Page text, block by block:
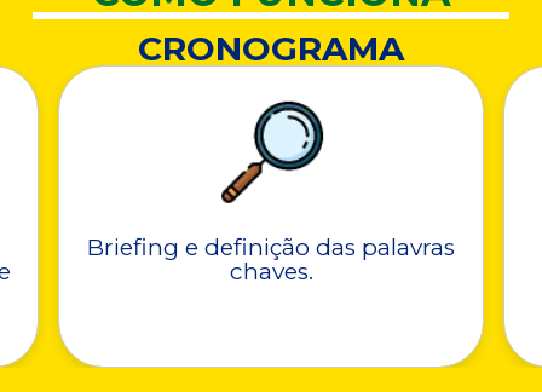
CRONOGRAMA
Briefing e definição das palavras
chaves.